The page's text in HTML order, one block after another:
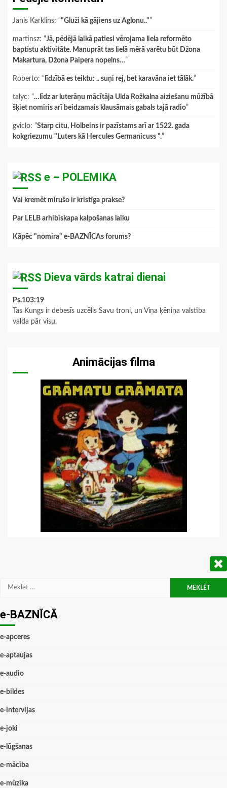
Janis Karklins: “"Gluži kā gājiens uz Aglonu.."”
martinsz: “Jā, pēdējā laikā patiesi vērojama liela reformēto
baptistu aktivitāte. Manuprāt tas lielā mērā varētu būt Džona
Makartura, Džona Paipera nopelns…”
Roberto: “ līdzībā es teiktu: .. suņi rej, bet karavāna iet tālāk.”
talyc: “…līdz ar luterāņu mācītāja Ulda Rožkalna aiziešanu mūžībā
šķiet nomiris arī beidzamais klausāmais gabals tajā radio”
gviclo: “Starp citu, Holbeins ir pazīstams arī ar 1522. gada
kokgriezumu "Luters kā Hercules Germanicuss ".”
e – POLEMIKA
Vai kremēt mirušo ir kristīga prakse?
Par LELB arhibīskapa kalpošanas laiku
Kāpēc "nomira" e-BAZNĪCAs forums?
Dieva vārds katrai dienai
Ps.103:19
Tas Kungs ir debesīs uzcēlis Savu troni, un Viņa ķēniņa valstība
valda pār visu.
Animācijas filma
Meklēt:
e-BAZNĪCĀ
e-apceres
e-aptaujas
e-audio
e-bildes
e-intervijas
e-joki
e-lūgšanas
e-mācība
e-mūzika